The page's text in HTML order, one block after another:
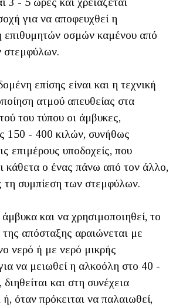
για να αποφευχθεί η
επιθυμητών οσμών καμένου από
στεμφύλων.
επίσης είναι και η τεχνική
ατμού απευθείας στα
του τύπου οι άμβυκες,
150 - 400 κιλών, συνήθως
επιμέρους υποδοχείς, που
κάθετα ο ένας πάνω από τον άλλο,
τη συμπίεση των στεμφύλων.
και να χρησιμοποιηθεί, το
της απόσταξης αραιώνεται με
νερό ή με νερό μικρής
να μειωθεί η αλκοόλη στο 40 -
και στη συνέχεια
όταν πρόκειται να παλαιωθεί,